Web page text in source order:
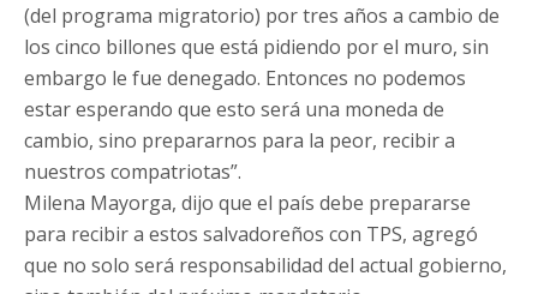
(del programa migratorio) por tres años a cambio de
los cinco billones que está pidiendo por el muro, sin
embargo le fue denegado. Entonces no podemos
estar esperando que esto será una moneda de
cambio, sino prepararnos para la peor, recibir a
nuestros compatriotas”.
Milena Mayorga, dijo que el país debe prepararse
para recibir a estos salvadoreños con TPS, agregó
que no solo será responsabilidad del actual gobierno,